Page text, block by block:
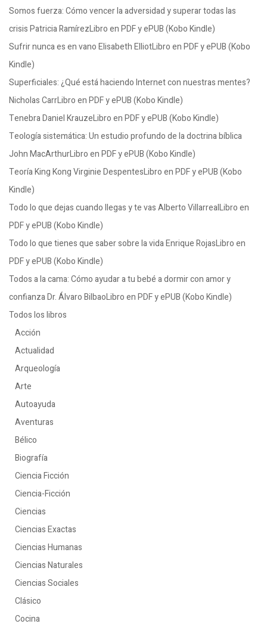
Somos fuerza: Cómo vencer la adversidad y superar todas las
crisis Patricia RamírezLibro en PDF y ePUB (Kobo Kindle)
Sufrir nunca es en vano Elisabeth ElliotLibro en PDF y ePUB (Kobo
Kindle)
Superficiales: ¿Qué está haciendo Internet con nuestras mentes?
Nicholas CarrLibro en PDF y ePUB (Kobo Kindle)
Tenebra Daniel KrauzeLibro en PDF y ePUB (Kobo Kindle)
Teología sistemática: Un estudio profundo de la doctrina bíblica
John MacArthurLibro en PDF y ePUB (Kobo Kindle)
Teoría King Kong Virginie DespentesLibro en PDF y ePUB (Kobo
Kindle)
Todo lo que dejas cuando llegas y te vas Alberto VillarrealLibro en
PDF y ePUB (Kobo Kindle)
Todo lo que tienes que saber sobre la vida Enrique RojasLibro en
PDF y ePUB (Kobo Kindle)
Todos a la cama: Cómo ayudar a tu bebé a dormir con amor y
confianza Dr. Álvaro BilbaoLibro en PDF y ePUB (Kobo Kindle)
Todos los libros
Acción
Actualidad
Arqueología
Arte
Autoayuda
Aventuras
Bélico
Biografía
Ciencia Ficción
Ciencia-Ficción
Ciencias
Ciencias Exactas
Ciencias Humanas
Ciencias Naturales
Ciencias Sociales
Clásico
Cocina